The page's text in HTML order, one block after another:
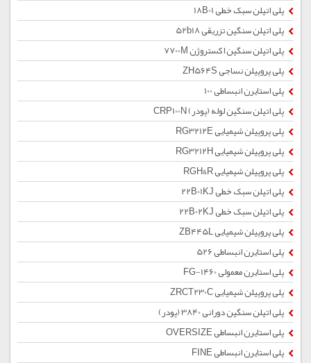
پلی اتیلن سبک خطی 18B01
پلی اتیلن سنگین تزریقی 52b18
پلی اتیلن سنگین اکستروژن 7700M
پلی پروپیلن نساجی ZH564S
پلی استایرن انبساطی 100
پلی اتیلن سنگین لوله (پودر) CRP100N
پلی پروپیلن شیمیایی RG3212E
پلی پروپیلن شیمیایی RG3212H
پلی پروپیلن شیمیایی RGH&R
پلی اتیلن سبک خطی 22B01KJ
پلی اتیلن سبک خطی 22B02KJ
پلی پروپیلن شیمیایی ZB445L
پلی استایرن انبساطی 526
پلی استایرن معمولی 1460-FG
پلی پروپیلن شیمیایی ZRCT230C
پلی اتیلن سنگین دورانی 3840 (پودر)
پلی استایرن انبساطی OVERSIZE
پلی استایرن انبساطی FINE